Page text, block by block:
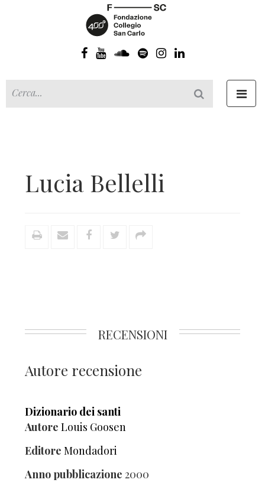
Lucia Bellelli
RECENSIONI
Autore recensione
Dizionario dei santi
Autore Louis Goosen
Editore Mondadori
Anno pubblicazione 2000